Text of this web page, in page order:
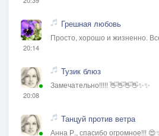
20:14
Грешная любовь
Просто, хорошо и жизненно.
20:08
Тузик блюз
Замечательно!!!!! 👋👋👋👋✨✨
Танцуй против ветра
Анна Р., спасибо огромное!!!